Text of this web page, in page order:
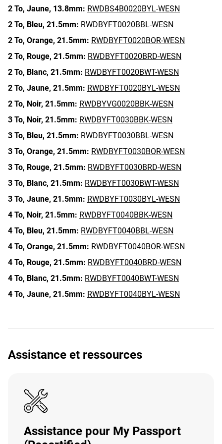
2 To, Jaune, 13.8mm: RWDBS4B0020BYL-WESN
2 To, Bleu, 21.5mm: RWDBYFT0020BBL-WESN
2 To, Orange, 21.5mm: RWDBYFT0020BOR-WESN
2 To, Rouge, 21.5mm: RWDBYFT0020BRD-WESN
2 To, Blanc, 21.5mm: RWDBYFT0020BWT-WESN
2 To, Jaune, 21.5mm: RWDBYFT0020BYL-WESN
2 To, Noir, 21.5mm: RWDBYVG0020BBK-WESN
3 To, Noir, 21.5mm: RWDBYFT0030BBK-WESN
3 To, Bleu, 21.5mm: RWDBYFT0030BBL-WESN
3 To, Orange, 21.5mm: RWDBYFT0030BOR-WESN
3 To, Rouge, 21.5mm: RWDBYFT0030BRD-WESN
3 To, Blanc, 21.5mm: RWDBYFT0030BWT-WESN
3 To, Jaune, 21.5mm: RWDBYFT0030BYL-WESN
4 To, Noir, 21.5mm: RWDBYFT0040BBK-WESN
4 To, Bleu, 21.5mm: RWDBYFT0040BBL-WESN
4 To, Orange, 21.5mm: RWDBYFT0040BOR-WESN
4 To, Rouge, 21.5mm: RWDBYFT0040BRD-WESN
4 To, Blanc, 21.5mm: RWDBYFT0040BWT-WESN
4 To, Jaune, 21.5mm: RWDBYFT0040BYL-WESN
Assistance et ressources
Assistance pour My Passport